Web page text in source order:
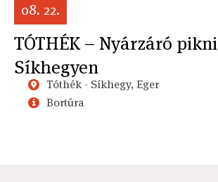
08. 22.
TÓTHÉK – Nyárzáró
Síkhegyen
Tóthék - Síkhegy, Eger
Bortúra